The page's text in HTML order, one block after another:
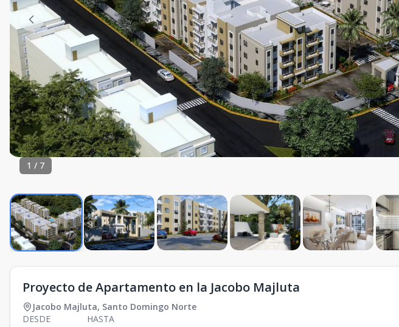
1 / 7
Proyecto de Apartamento en la Jacobo Majluta
Jacobo Majluta, Santo Domingo Norte
DESDE
HASTA